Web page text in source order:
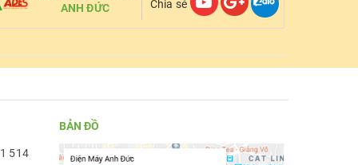
ANH ĐỨC
Chia sẻ
514
BẢN ĐỒ